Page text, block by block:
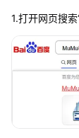
1.打开网页搜